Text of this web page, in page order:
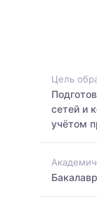
Цель
сетей и
учётом